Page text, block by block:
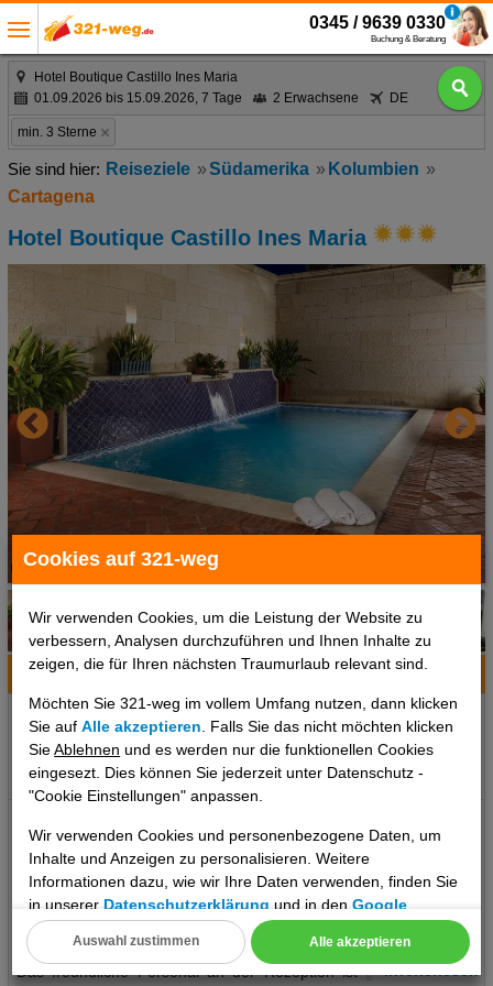
Cookies auf 321-weg
Wir verwenden Cookies, um die Leistung der Website zu
verbessern, Analysen durchzuführen und Ihnen Inhalte zu
zeigen, die für Ihren nächsten Traumurlaub relevant sind.
Möchten Sie 321-weg im vollem Umfang nutzen, dann klicken
Sie aufAlle akzeptieren . Falls Sie das nicht möchten klicken
SieAblehnen und es werden nur die funktionellen Cookies
eingesezt. Dies können Sie jederzeit unter Datenschutz -
"Cookie Einstellungen" anpassen.
Wir verwenden Cookies und personenbezogene Daten, um
Inhalte und Anzeigen zu personalisieren. Weitere
Informationen dazu, wie wir Ihre Daten verwenden, finden Sie
in unsererDatenschutzerklärung und in denGoogle
Datenschutz- und Nutzungsbedingungen
Cookie Einstellungen
Alle akzeptieren
Auswahl zustimmen
0345 / 9639 0330
Buchung & Beratung
Hotel Boutique Castillo Ines Maria
01.09.2026 bis 15.09.2026, 7 Tage
2 Erwachsene DE
min. 3 Sterne
Reiseziele Südamerika
Kolumbien
Cartagena
Hotel Boutique Castillo Ines Maria
1 / 6
Hotelinfo Bilder Karte
Cartagena, Kolumbien, Kolumbien
Klima zum Reisezeitpunkt:
°C
°C °C
Cartagena Lage & Umgebung Dieses Hotel liegt direkt am Strand,
in zentraler Lage in Cartagena. Entfernungen: Entfernung zum
Flughafen ca. 5 KmEntfernung zum Strand ca. 5 KmEntfernung
zum Stadtzentrum ca. 50 mEntfernung zum Golfplatz ca. 6.5
KmEntfernung zum Bahnhof ca. 100 m Das bietet Ihre Unterkunft:
Das freundliche Personal an der Rezeption ist gerne bei allen
..weiterlesen